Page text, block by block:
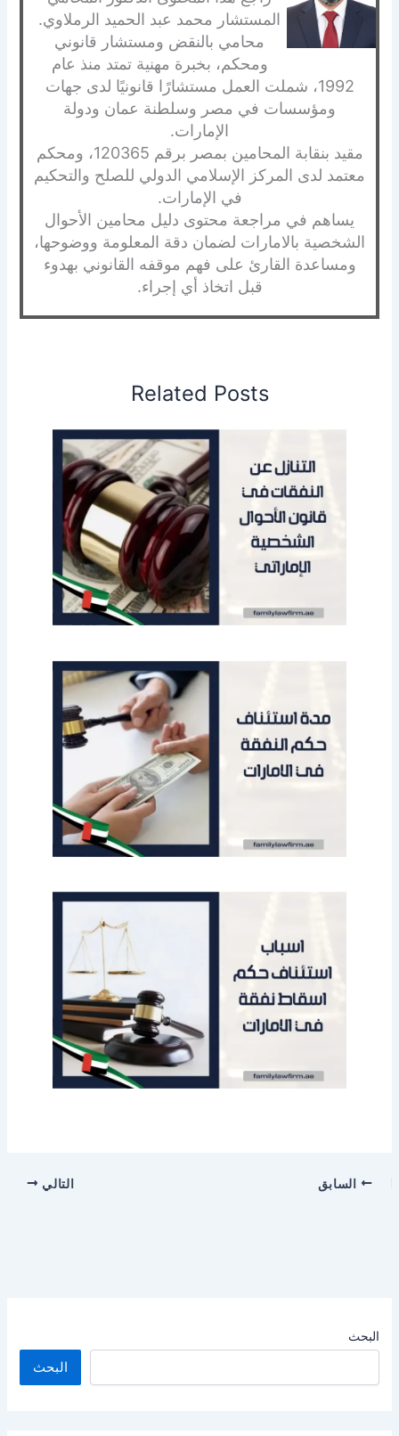
البحث
البحث
المستشار محمد عبد الحميد الرملاوي.
محامي بالنقض ومستشار قانوني
ومحكم، بخبرة مهنية تمتد منذ عام
1992، شملت العمل مستشارًا قانونيًا لدى جهات
ومؤسسات في مصر وسلطنة عمان ودولة
الإمارات.
مقيد بنقابة المحامين بمصر برقم 120365، ومحكم
معتمد لدى المركز الإسلامي الدولي للصلح والتحكيم
في الإمارات.
يساهم في مراجعة محتوى دليل محامين الأحوال
الشخصية بالامارات لضمان دقة المعلومة ووضوحها،
ومساعدة القارئ على فهم موقفه القانوني بهدوء
قبل اتخاذ أي إجراء.
Related Posts
السابق التالي